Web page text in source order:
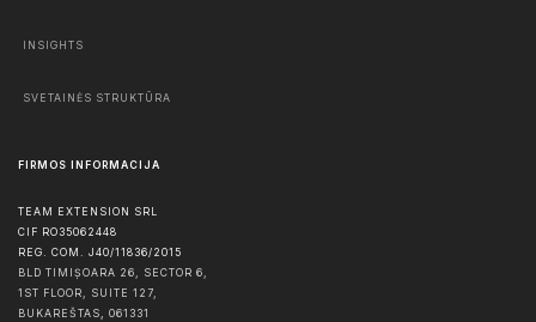
INSIGHTS
SVETAINĖS STRUKTŪRA
FIRMOS INFORMACIJA
TEAM EXTENSION SRL
CIF RO35062448
REG. COM. J40/11836/2015
BLD TIMIȘOARA 26, SECTOR 6,
1ST FLOOR, SUITE 127,
BUKAREŠTAS, 061331